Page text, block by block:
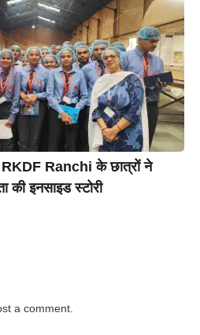
Ranchi के छात्रों ने
इनसाइड स्टोरी
a comment.